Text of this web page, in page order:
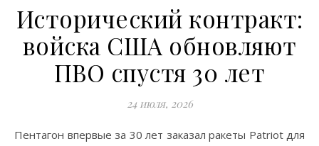
Исторический контракт:
войска США обновляют
ПВО спустя 30 лет
24 июля, 2026
Пентагон впервые за 30 лет заказал ракеты Patriot для